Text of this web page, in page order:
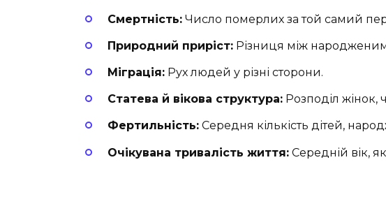
Смертність: Число померлих за той самий
Природний приріст: Різниця між
Міграція: Рух людей у різні сторони.
Статева й вікова структура: Розподіл жінок,
Фертильність: Середня кількість дітей,
Очікувана тривалість життя: Середній вік,